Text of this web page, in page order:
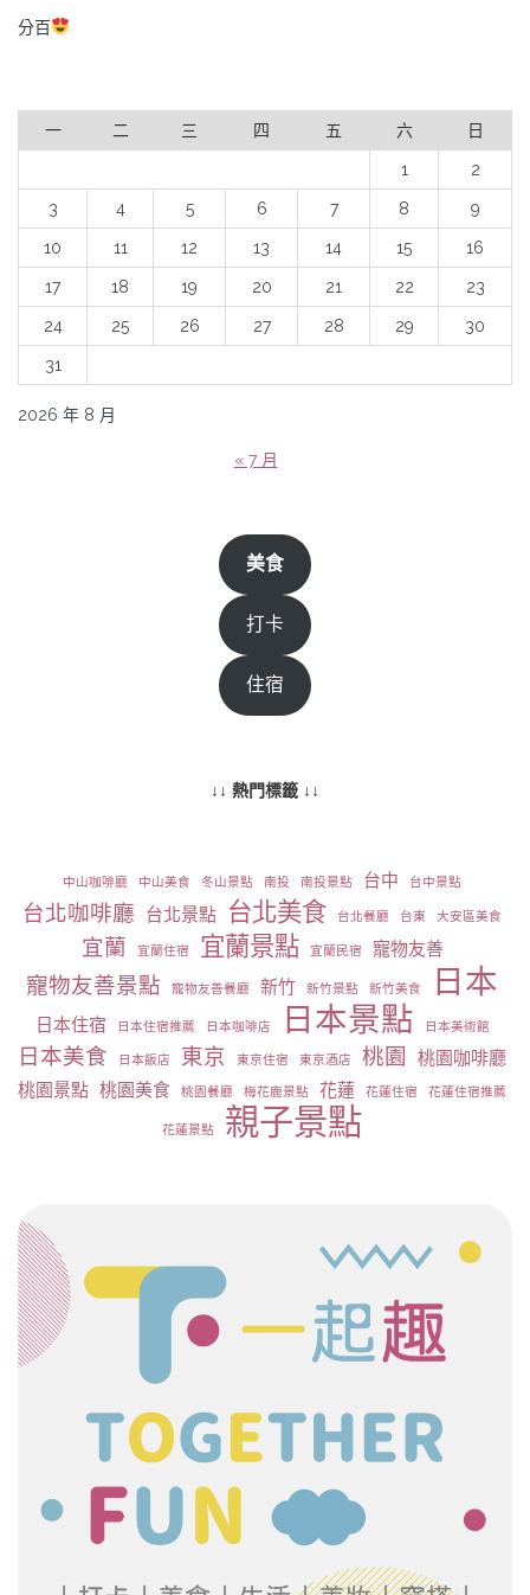
分百
2026 年 8 月
一 二 三 四 五 六 日
1 2
3 4 5 6 7 8 9
10 11 12 13 14 15 16
17 18 19 20 21 22 23
24 25 26 27 28 29 30
31
« 7 月
美食
打卡
住宿
↓↓ 熱門標籤 ↓↓
中山咖啡廳 中山美食 冬山景點 南投 南投景點 台中 台中景點
台北咖啡廳 台北景點 台北美食 台北餐廳 台東 大安區美食
宜蘭 宜蘭住宿 宜蘭景點 宜蘭民宿 寵物友善
寵物友善景點 寵物友善餐廳 新竹 新竹景點 新竹美食 日本
日本住宿 日本住宿推薦 日本咖啡店 日本景點 日本美術館
日本美食 日本飯店 東京 東京住宿 東京酒店 桃園
桃園咖啡廳
桃園景點 桃園美食 桃園餐廳 梅花鹿景點 花蓮 花蓮住宿 花蓮住宿推薦
花蓮景點 親子景點